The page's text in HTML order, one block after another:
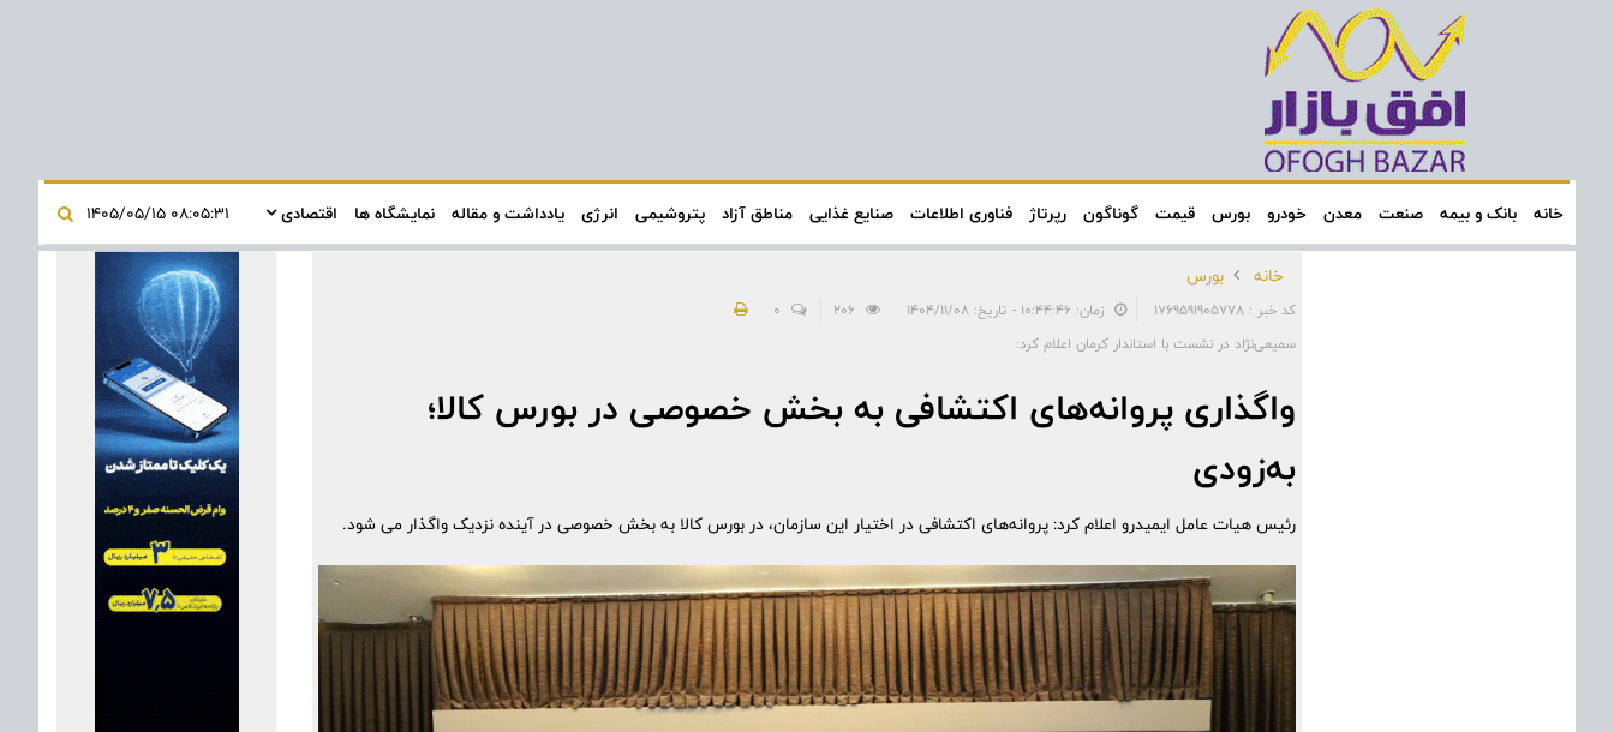
خانه بانک و بیمه صنعت معدن خودرو بورس قیمت گوناگون رپرتاژ فناوری اطلاعات صنایع غذایی مناطق آزاد پتروشیمی انرژی یادداشت و مقاله نمایشگاه ها اقتصادی
خانه بورس
کد خبر : 1769591905778 زمان: ۱۰:۴۴:۴۶ - تاریخ: ۱۴۰۴/۱۱/۰۸
0
سمیعی‌نژاد در نشست با استاندار کرمان اعلام کرد:
واگذاری پروانه‌های اکتشافی به بخش خصوصی در بورس کالا؛
به‌زودی
رئیس هیات عامل ایمیدرو اعلام کرد: پروانه‌های اکتشافی در اختیار این سازمان، در بورس کالا به بخش خصوصی در آینده نزدیک واگذار می شود.